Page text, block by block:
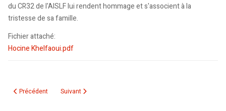
du CR32 de l'AISLF lui rendent hommage et s'associent à la
tristesse de sa famille.
Fichier attaché:
Hocine Khelfaoui.pdf
Article précédent : Décès de la mère de Cheb Fayçal
Précédent Article suivant : Djemila Benhabib en avance dans Trois-
Suivant